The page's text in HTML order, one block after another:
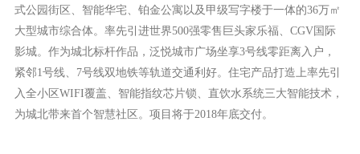
式公园街区、智能华宅、铂金公寓以及甲级写字楼于一体的36万㎡
大型城市综合体。率先引进世界500强零售巨头家乐福、CGV国际
影城。作为城北标杆作品，泛悦城市广场坐享3号线零距离入户，
紧邻1号线、7号线双地铁等轨道交通利好。住宅产品打造上率先引
入全小区WIFI覆盖、智能指纹芯片锁、直饮水系统三大智能技术，
为城北带来首个智慧社区。项目将于2018年底交付。